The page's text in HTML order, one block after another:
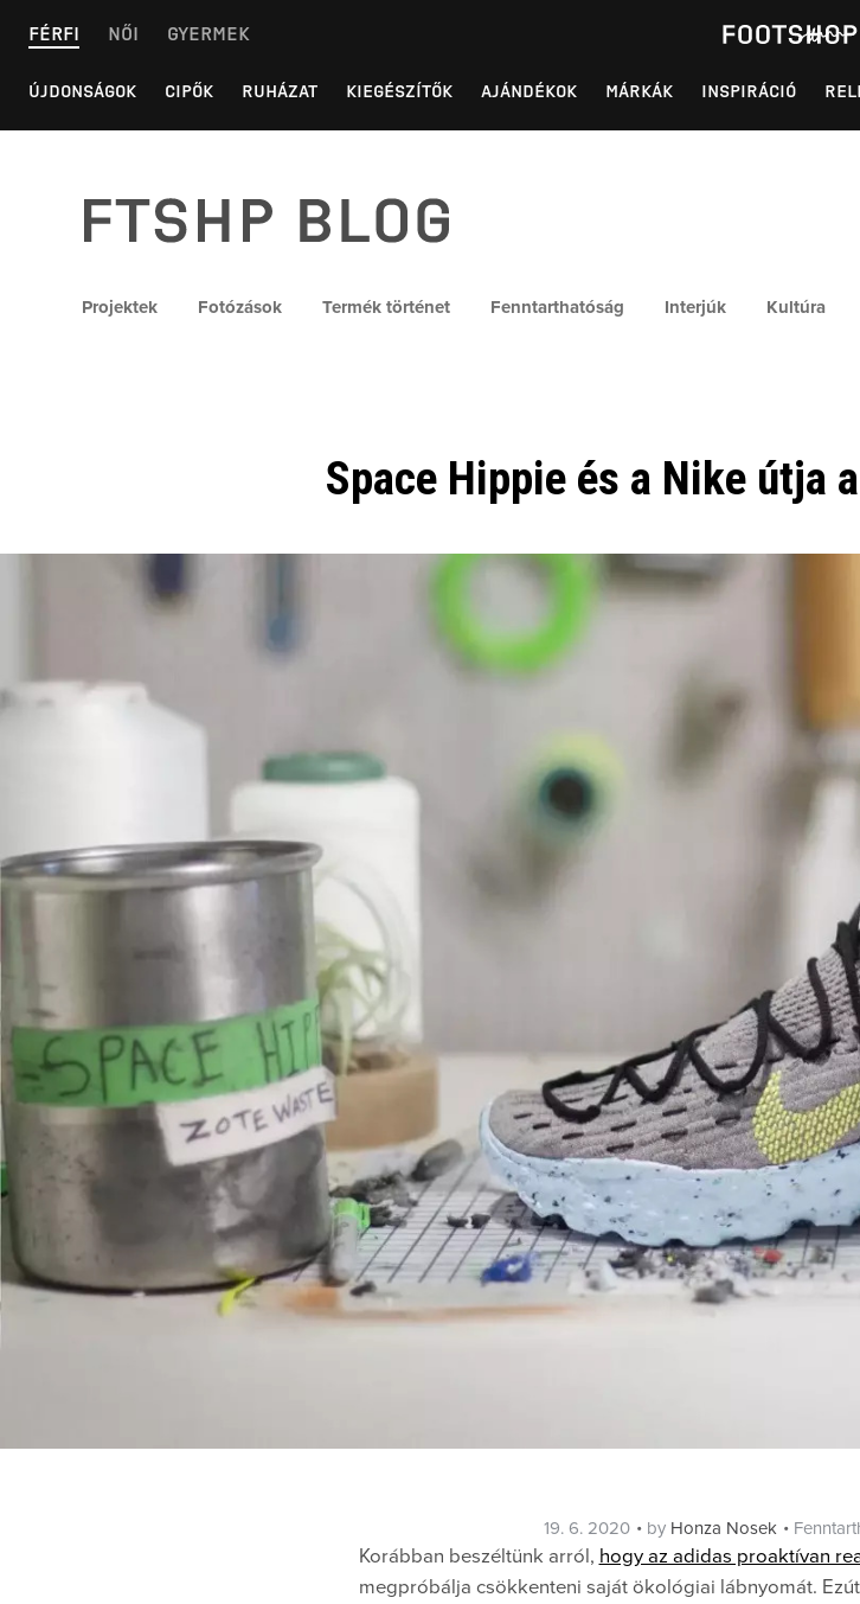
FÉRFI NŐI GYERMEK
ÚJDONSÁGOK CIPŐK RUHÁZAT KIEGÉSZÍTŐK AJÁNDÉKOK MÁRKÁK INSPIRÁCIÓ
FTSHP blog
Projektek Fotózások Termék történet Fenntarthatóság Interjúk Kultúra
Space Hippie és a Nike útja
Posted
on
19. 6. 2020 by Honza Nosek
Korábban beszéltünk arról, hogy az adidas proaktívan
megpróbálja csökkenteni saját ökológiai lábnyomát.